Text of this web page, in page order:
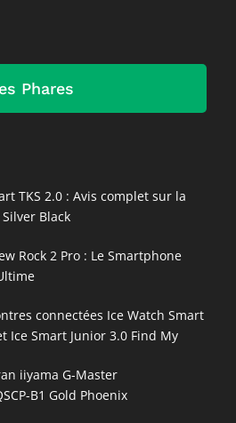
Phares
TKS 2.0 : Avis complet sur la
Black
Rock 2 Pro : Le Smartphone
connectées Ice Watch Smart
Ice Smart Junior 3.0 Find My
iiyama G-Master
B1 Gold Phoenix